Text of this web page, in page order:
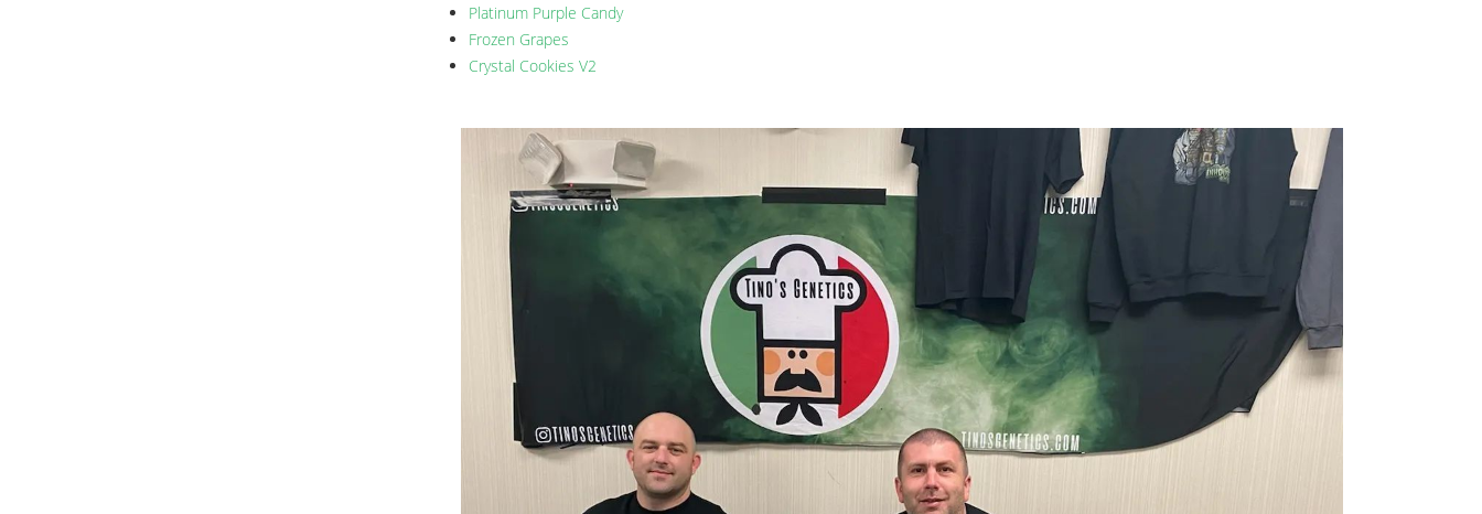
Platinum Purple Candy
Frozen Grapes
Crystal Cookies V2